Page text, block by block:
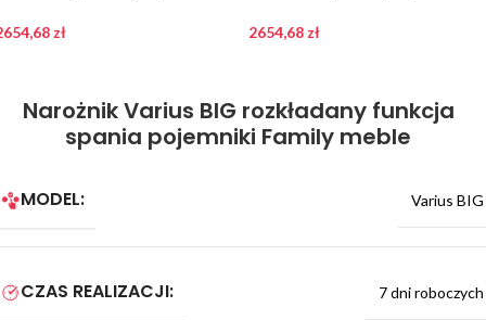
zł 2654,68 zł
Narożnik Varius BIG rozkładany funkcja
spania pojemniki Family meble
MODEL: Varius BIG
CZAS REALIZACJI: 7 dni roboczych